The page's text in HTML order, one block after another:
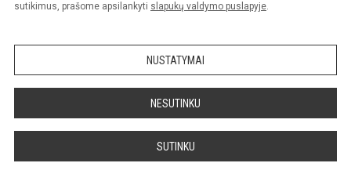
sutikimus, prašome apsilankyti slapukų valdymo puslapyje.
NUSTATYMAI
NESUTINKU
SUTINKU
Sumanus būdas atnaujinti